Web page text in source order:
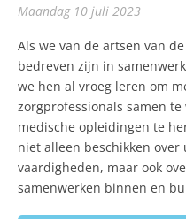
maandag 10 juli 2023
Als we van de artsen van
bedreven zijn in
we hen al vroeg leren om
zorgprofessionals samen
medische opleidingen te
niet alleen beschikken
vaardigheden, maar ook
samenwerken binnen en